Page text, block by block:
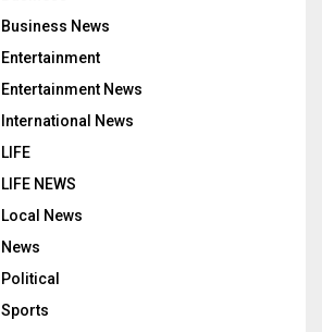
Business News
Entertainment
Entertainment News
International News
LIFE
LIFE NEWS
Local News
News
Political
Sports